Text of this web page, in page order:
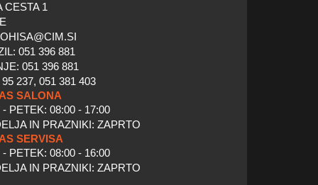
CESTA 1
051 396 881
051 396 881
237, 051 381 403
SALONA
PETEK: 08:00 - 17:00
IN PRAZNIKI: ZAPRTO
SERVISA
PETEK: 08:00 - 16:00
IN PRAZNIKI: ZAPRTO